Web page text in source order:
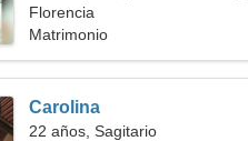
Florencia
Matrimonio
Carolina
22 años, Sagitario